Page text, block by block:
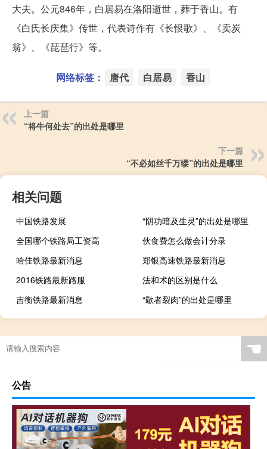
大夫。公元846年，白居易在洛阳逝世，葬于香山。有
《白氏长庆集》传世，代表诗作有《长恨歌》、《卖炭
翁》、《琵琶行》等。
网络标签： 唐代 白居易 香山
上一篇
“将牛何处去”的出处是哪里
下一篇
“不必如丝千万缕”的出处是哪里
相关问题
中国铁路发展
“阴功暗及生灵”的出处是哪里
全国哪个铁路局工资高
伙食费怎么做会计分录
哈佳铁路最新消息
郑银高速铁路最新消息
2016铁路最新路服
法和术的区别是什么
吉衡铁路最新消息
“歜者裂肉”的出处是哪里
☚
公告